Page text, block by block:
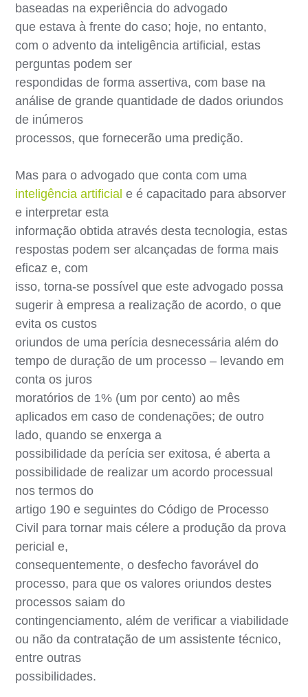
baseadas na experiência do advogado
que estava à frente do caso; hoje, no entanto,
com o advento da inteligência artificial, estas
perguntas podem ser
respondidas de forma assertiva, com base na
análise de grande quantidade de dados oriundos
de inúmeros
processos, que fornecerão uma predição.
Mas para o advogado que conta com uma
inteligência artificial e é capacitado para absorver
e interpretar esta
informação obtida através desta tecnologia, estas
respostas podem ser alcançadas de forma mais
eficaz e, com
isso, torna-se possível que este advogado possa
sugerir à empresa a realização de acordo, o que
evita os custos
oriundos de uma perícia desnecessária além do
tempo de duração de um processo – levando em
conta os juros
moratórios de 1% (um por cento) ao mês
aplicados em caso de condenações; de outro
lado, quando se enxerga a
possibilidade da perícia ser exitosa, é aberta a
possibilidade de realizar um acordo processual
nos termos do
artigo 190 e seguintes do Código de Processo
Civil para tornar mais célere a produção da prova
pericial e,
consequentemente, o desfecho favorável do
processo, para que os valores oriundos destes
processos saiam do
contingenciamento, além de verificar a viabilidade
ou não da contratação de um assistente técnico,
entre outras
possibilidades.